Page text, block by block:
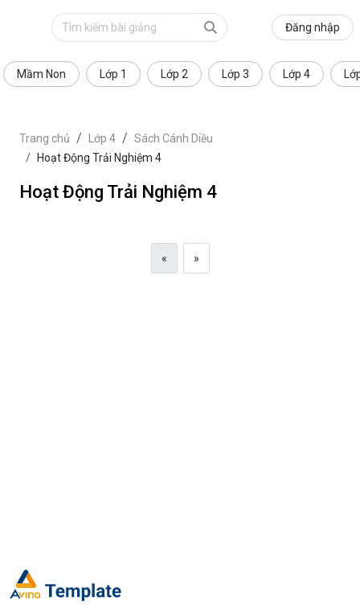
Đăng nhập
Mầm Non Lớp 1 Lớp 2 Lớp 3 Lớp 4
Trang chủ Lớp 4
Sách Cánh Diều
Hoạt Động Trải Nghiệm 4
Hoạt Động Trải Nghiệm 4
« »